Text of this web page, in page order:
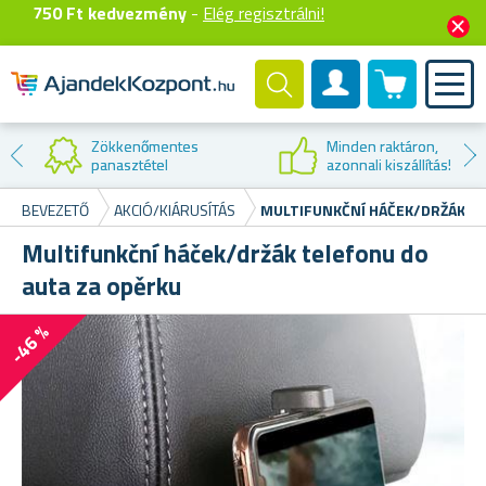
750 Ft kedvezmény - Elég regisztrálni!
Felhasználók fiók
0 termék
Kedvezmény az
első vásárláskor
BEVEZETŐ AKCIÓ/KIÁRUSÍTÁS MULTIFUNKČNÍ HÁČEK/DRŽÁK
Multifunkční háček/držák telefonu do
auta za opěrku
-46 %